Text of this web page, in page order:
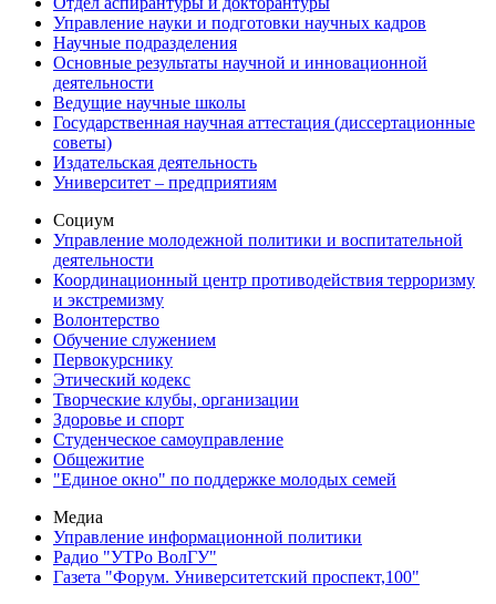
Управление науки и подготовки научных кадров
Научные подразделения
Основные результаты научной и инновационной
деятельности
Ведущие научные школы
Государственная научная аттестация (диссертационные
советы)
Издательская деятельность
Университет – предприятиям
Социум
Управление молодежной политики и воспитательной
деятельности
Координационный центр противодействия терроризму
и экстремизму
Волонтерство
Обучение служением
Первокурснику
Этический кодекс
Творческие клубы, организации
Здоровье и спорт
Студенческое самоуправление
Общежитие
"Единое окно" по поддержке молодых семей
Медиа
Управление информационной политики
Радио "УТРо ВолГУ"
Газета "Форум. Университетский проспект,100"